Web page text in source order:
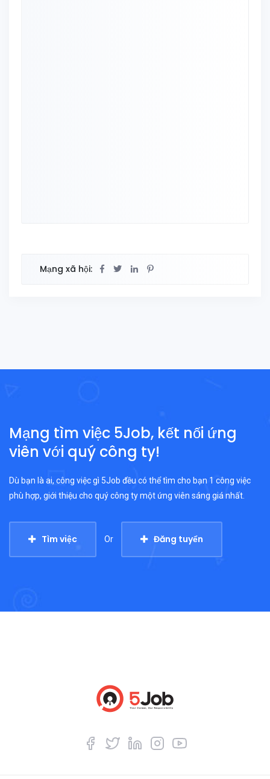
Mạng xã hội:
Mạng tìm việc 5Job, kết nối ứng
viên với quý công ty!
Dù bạn là ai, công việc gì 5Job đều có thể tìm cho bạn 1 công việc
phù hợp, giới thiệu cho quý công ty một ứng viên sáng giá nhất.
Tìm việc Or Đăng tuyển